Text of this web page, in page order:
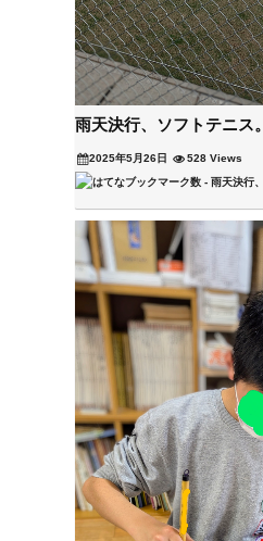
雨天決行、ソフトテニス。
2025年5月26日 528 Views